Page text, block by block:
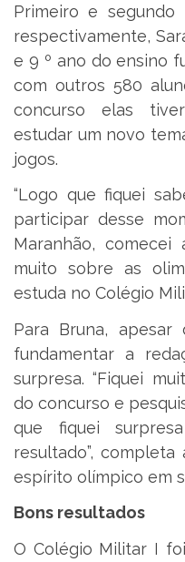
Primeiro e
respectivamente,
e 9 º ano do ensino
com outros 580
concurso elas
estudar um novo
jogos.
“Logo que fiquei
participar desse
Maranhão,
muito sobre as
estuda no Colégio
Para Bruna,
fundamentar a
surpresa. “Fiquei
do concurso e
que fiquei
resultado”,
espírito olímpico em
Bons resultados
O Colégio Militar I